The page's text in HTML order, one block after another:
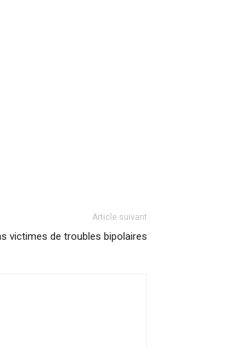
Article suivant
victimes de troubles bipolaires